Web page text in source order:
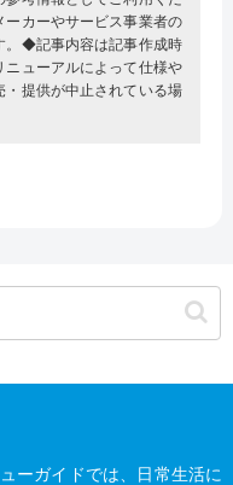
カーやサービス事業者の
。◆記事内容は記事作成時
ューアルによって仕様や
提供が中止されている場
ーガイドでは、日常生活に